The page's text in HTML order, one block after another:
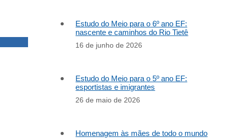
Estudo do Meio para o 6º ano EF:
nascente e caminhos do Rio Tietê
16 de junho de 2026
Estudo do Meio para o 5º ano EF:
esportistas e imigrantes
26 de maio de 2026
Homenagem às mães de todo o mundo